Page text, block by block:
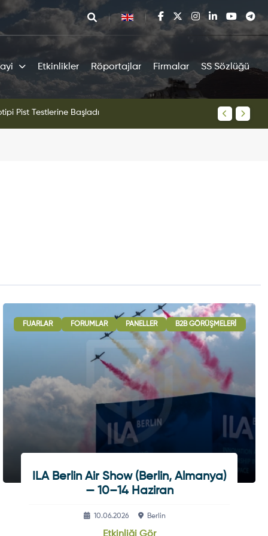
Etkinlikler Röportajlar Firmalar SS Sözlüğü
Uçağı Ön Uçuş Taksi Testini Başarıyla Tamamladı
İŞBIRLIĞI OTURUMLARI SERGI - GÖSTERI
FUARLAR FORUMLAR PANELLER B2B GÖRÜŞMELERI
ILA Berlin Air Show (Berlin, Almanya)
— 10–14 Haziran
10.06.2026 Berlin